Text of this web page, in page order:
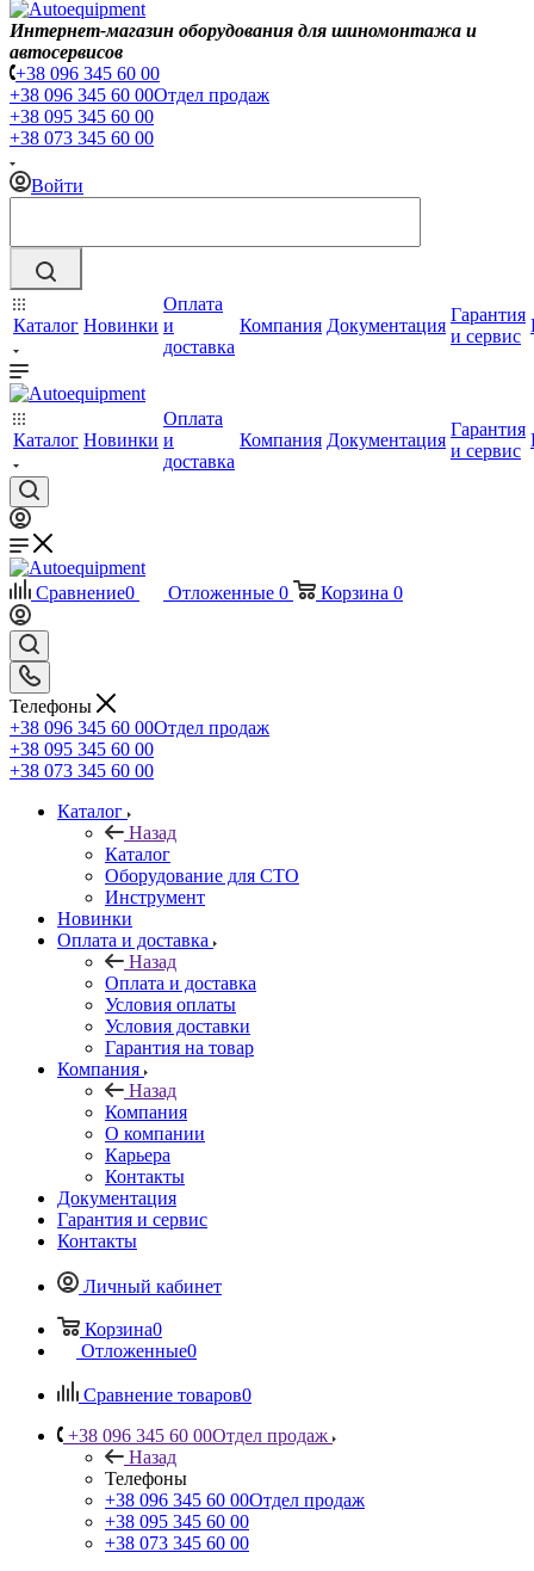
Интернет-магазин оборудования для шиномонтажа и
автосервисов
+38 096 345 60 00
+38 096 345 60 00Отдел продаж
+38 095 345 60 00
+38 073 345 60 00
Войти
Каталог Новинки
Оплата
и
доставка
Компания Документация
Гарантия
и сервис
Каталог Новинки
Оплата
и
доставка
Компания Документация
Гарантия
и сервис
Сравнение0 Отложенные 0 Корзина 0
Телефоны
+38 096 345 60 00Отдел продаж
+38 095 345 60 00
+38 073 345 60 00
Каталог
Назад
Каталог
Оборудование для СТО
Инструмент
Новинки
Оплата и доставка
Назад
Оплата и доставка
Условия оплаты
Условия доставки
Гарантия на товар
Компания
Назад
Компания
О компании
Карьера
Контакты
Документация
Гарантия и сервис
Контакты
Личный кабинет
Корзина0
Отложенные0
Сравнение товаров0
+38 096 345 60 00Отдел продаж
Назад
Телефоны
+38 096 345 60 00Отдел продаж
+38 095 345 60 00
+38 073 345 60 00